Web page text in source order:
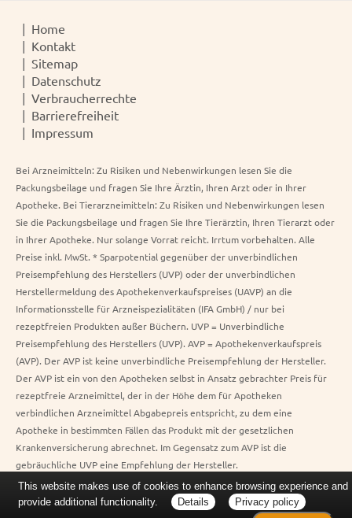
Home
Kontakt
Sitemap
Datenschutz
Verbraucherrechte
Barrierefreiheit
Impressum
Bei Arzneimitteln: Zu Risiken und Nebenwirkungen lesen Sie die
Packungsbeilage und fragen Sie Ihre Ärztin, Ihren Arzt oder in Ihrer
Apotheke. Bei Tierarzneimitteln: Zu Risiken und Nebenwirkungen lesen
Sie die Packungsbeilage und fragen Sie Ihre Tierärztin, Ihren Tierarzt oder
in Ihrer Apotheke. Nur solange Vorrat reicht. Irrtum vorbehalten. Alle
Preise inkl. MwSt. * Sparpotential gegenüber der unverbindlichen
Preisempfehlung des Herstellers (UVP) oder der unverbindlichen
Herstellermeldung des Apothekenverkaufspreises (UAVP) an die
Informationsstelle für Arzneispezialitäten (IFA GmbH) / nur bei
rezeptfreien Produkten außer Büchern. UVP = Unverbindliche
Preisempfehlung des Herstellers (UVP). AVP = Apothekenverkaufspreis
(AVP). Der AVP ist keine unverbindliche Preisempfehlung der Hersteller.
Der AVP ist ein von den Apotheken selbst in Ansatz gebrachter Preis für
rezeptfreie Arzneimittel, der in der Höhe dem für Apotheken
verbindlichen Arzneimittel Abgabepreis entspricht, zu dem eine
Apotheke in bestimmten Fällen das Produkt mit der gesetzlichen
Krankenversicherung abrechnet. Im Gegensatz zum AVP ist die
gebräuchliche UVP eine Empfehlung der Hersteller.
This website makes use of cookies to enhance browsing experience and
provide additional functionality.
Details
Privacy policy